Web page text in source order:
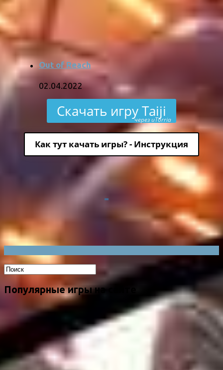
Out of Reach
02.04.2022
Скачать игру Taiji
через uTorria
Как тут качать игры? - Инструкция
Популярные игры на сайте